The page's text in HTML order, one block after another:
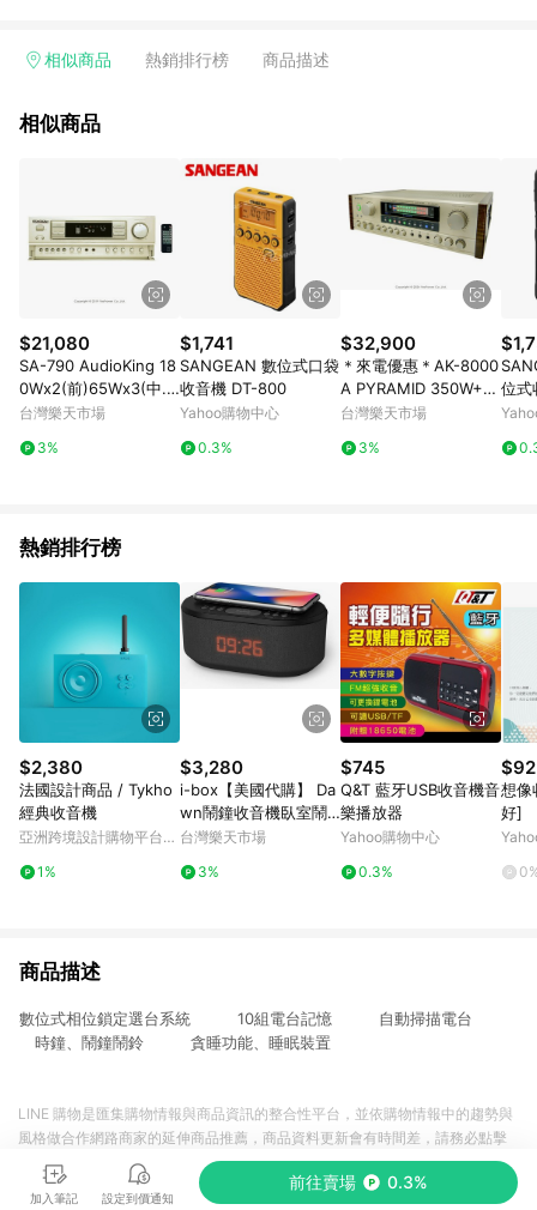
電玩/遊戲/相機/單眼/鏡頭/拍立得 [2024/6/1起適用] -內接硬
的購回饋活動享Yahoo超贈點回饋者 - 購物中心商店之商品：商
3. 訂單回饋金額將扣除運費/購物金/超贈點/福利金/紅利折抵/折
價券等虛擬貨幣折抵 4. 大宗採購或批發轉賣不具回饋資格： 如
有相關事證認定您為大宗採購、批發轉賣而非最終消費使用者，
相關認定以Yahoo購物中心之認定為準
相似商品 熱銷排行榜 商品描述
相似商品
$21,080
SA-790 AudioKing 18
0Wx2(前)65Wx3(中.
後置)劇院歌唱兩用擴
台灣樂天市場
3%
$1,741
SANGEAN 數位式口袋
收音機 DT-800
Yahoo購物中心
0.3%
$32,900
＊來電優惠＊AK-8000
A PYRAMID 350W+3
50W 擴大機
台灣樂天市場
3%
位式
熱銷排行榜
$2,380
法國設計商品 / Tykho
經典收音機
亞洲跨境設計購物平台
1%
$3,280
i-box【美國代購】 Da
wn鬧鐘收音機臥室鬧
鐘FM 收音機無線充電
器 數位鬧鐘 USB 端口
台灣樂天市場
3%
$745
Q&T 藍牙USB收音機音
樂播放器
Yahoo購物中心
0.3%
$92
想像
好]
商品描述
數位式相位鎖定選台系統 10組電台記憶 自動掃描電台
時鐘、鬧鐘鬧鈴 貪睡功能、睡眠裝置
加入筆記 設定到價通知
前往賣場 0.3%
LINE 購物是匯集購物情報與商品資訊的整合性平台，並依購物情報中的趨勢與
風格做合作網路商家的延伸商品推薦，商品資料更新會有時間差，請務必點擊
商品至各合作網路商家，確認現售價與購物條件，一切資訊以合作廠商網頁為
準。